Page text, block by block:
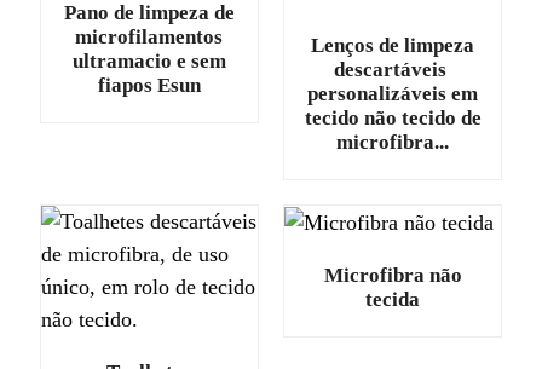
Pano de limpeza de
microfilamentos
ultramacio e sem
fiapos Esun
Lenços de limpeza
descartáveis ​​
personalizáveis ​​em
tecido não tecido de
microfibra...
Microfibra não
tecida